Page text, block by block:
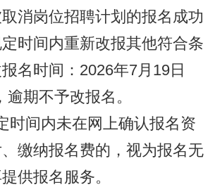
消岗位招聘计划的报名成功
时间内重新改报其他符合条
名时间：2026年7月19日
逾期不予改报名。
时间内未在网上确认报名资
缴纳报名费的，视为报名无
供报名服务。